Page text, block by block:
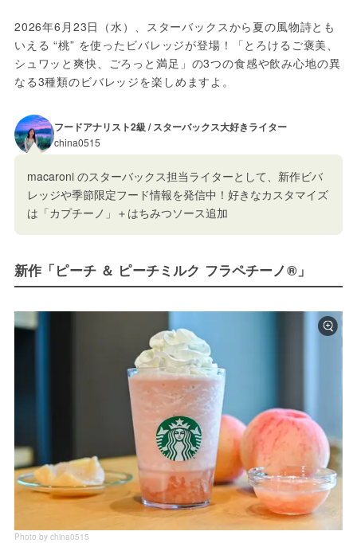
2026年6月23日（水）、スターバックスから夏の風物詩とも
いえる “桃” を使ったビバレッジが登場！「とろけるご褒美、
シュワッと爽快、ごろっと満足」の3つの食感や飲み心地の異
なる3種類のビバレッジを楽しめますよ。
フードアナリスト2級 / スターバックス大好きライター
china0515
macaroni のスターバックス担当ライターとして、新作ビバ
レッジや季節限定フード情報を発信中！好きなカスタマイズ
は「カプチーノ」＋はちみつソース追加
新作「ピーチ ＆ ピーチミルク フラペチーノ®」
Photo by china0515